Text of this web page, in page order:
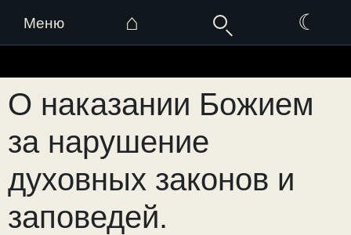
Меню ⌂ ☾
к
содержимому
О наказании Божием
за нарушение
духовных законов и
заповедей.